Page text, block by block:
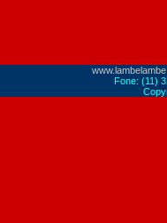
Fone: (11)